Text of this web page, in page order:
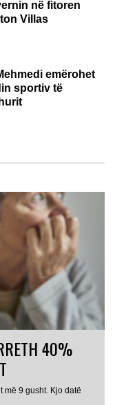
në fitoren
Villas
emërohet
sportiv të
40%
më 9 gusht. Kjo datë